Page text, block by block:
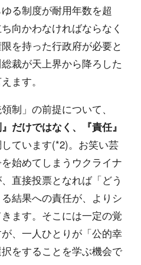
る制度が耐用年数を超
向かわなければならなく
を持った行政府が必要と
裁が天上界から降ろした
ます。
制」の前提について、
だけではなく、『責任』
しています(*2)。お笑い芸
始めてしまうウクライナ
直接投票となれば「どう
結果への責任が、よりシ
ます。そこには一定の覚
、一人ひとりが「公的幸
をすることを学ぶ機会で